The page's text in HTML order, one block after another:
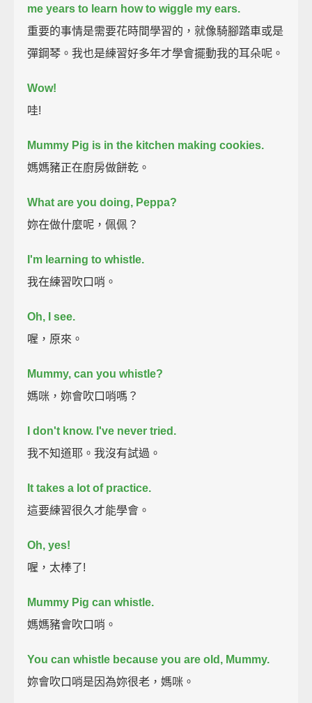
me years to learn how to wiggle my ears.
重要的事情是需要花時間學習的，就像騎腳踏車或是
彈鋼琴。我也是練習好多年才學會擺動我的耳朵呢。
Wow!
哇!
Mummy Pig is in the kitchen making cookies.
媽媽豬正在廚房做餅乾。
What are you doing, Peppa?
妳在做什麼呢，佩佩？
I'm learning to whistle.
我在練習吹口哨。
Oh, I see.
喔，原來。
Mummy, can you whistle?
媽咪，妳會吹口哨嗎？
I don't know. I've never tried.
我不知道耶。我沒有試過。
It takes a lot of practice.
這要練習很久才能學會。
Oh, yes!
喔，太棒了!
Mummy Pig can whistle.
媽媽豬會吹口哨。
You can whistle because you are old, Mummy.
妳會吹口哨是因為妳很老，媽咪。